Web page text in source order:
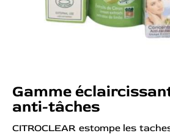
Gamme
anti-tâches
CITROCLEAR estompe les